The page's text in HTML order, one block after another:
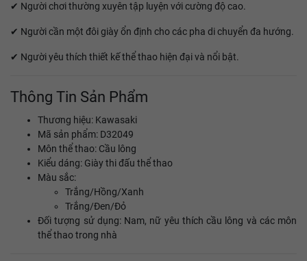
✔ Người chơi thường xuyên tập luyện với cường độ cao.
✔ Người cần một đôi giày ổn định cho các pha di chuyển đa hướng.
✔ Người yêu thích thiết kế thể thao hiện đại và nổi bật.
Thông Tin Sản Phẩm
Thương hiệu: Kawasaki
Mã sản phẩm: D32049
Môn thể thao: Cầu lông
Kiểu dáng: Giày thi đấu thể thao
Màu sắc:
Trắng/Hồng/Xanh
Trắng/Đen/Đỏ
Đối tượng sử dụng: Nam, nữ yêu thích cầu lông và các môn
thể thao trong nhà